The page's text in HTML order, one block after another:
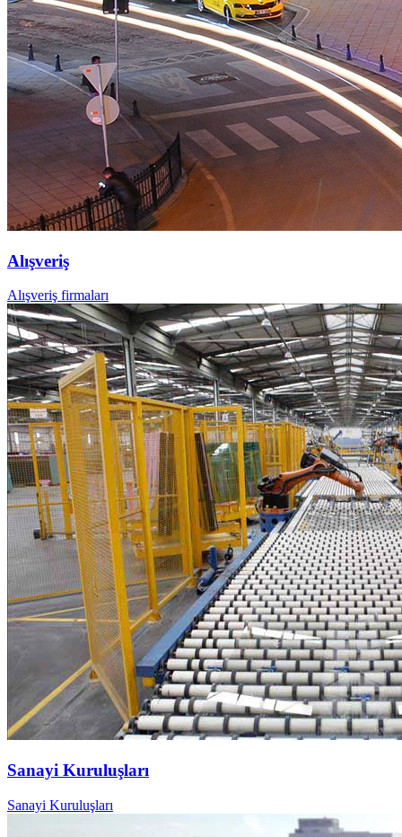
Alışveriş
Alışveriş firmaları
Sanayi Kuruluşları
Sanayi Kuruluşları